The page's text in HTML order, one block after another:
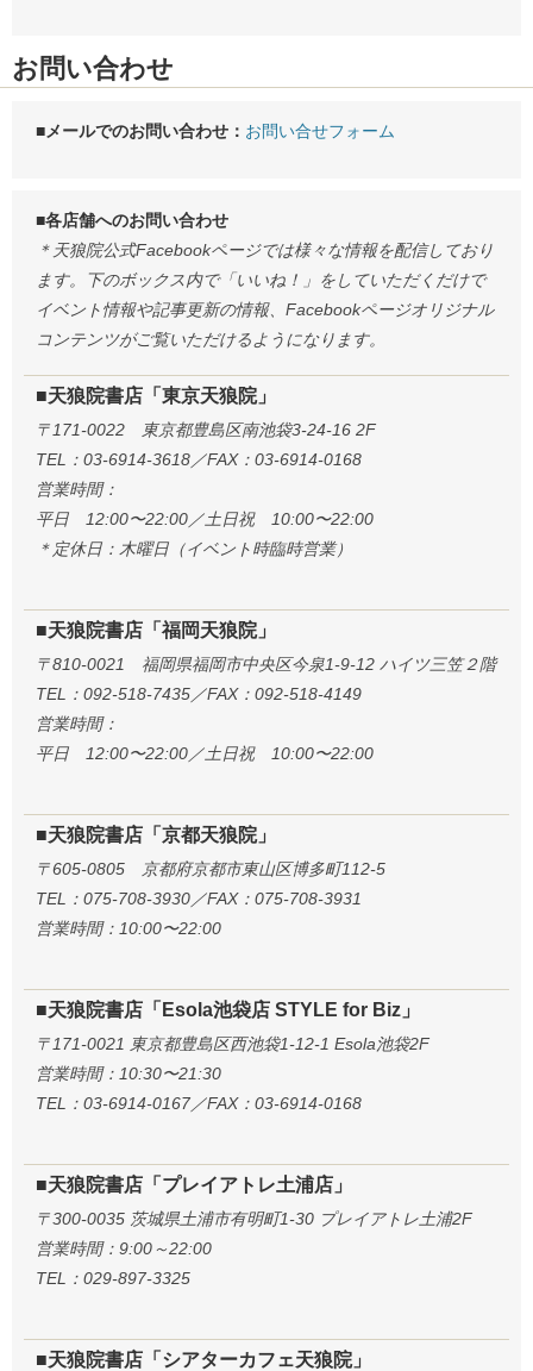
お問い合わせ
■メールでのお問い合わせ： お問い合せフォーム
■各店舗へのお問い合わせ
＊天狼院公式Facebookページでは様々な情報を配信しており
ます。下のボックス内で「いいね！」をしていただくだけで
イベント情報や記事更新の情報、Facebookページオリジナル
コンテンツがご覧いただけるようになります。
■天狼院書店「東京天狼院」
〒171-0022 東京都豊島区南池袋3-24-16 2F
TEL：03-6914-3618／FAX：03-6914-0168
営業時間：
平日 12:00〜22:00／土日祝 10:00〜22:00
＊定休日：木曜日（イベント時臨時営業）
■天狼院書店「福岡天狼院」
〒810-0021 福岡県福岡市中央区今泉1-9-12 ハイツ三笠２階
TEL：092-518-7435／FAX：092-518-4149
営業時間：
平日 12:00〜22:00／土日祝 10:00〜22:00
■天狼院書店「京都天狼院」
〒605-0805 京都府京都市東山区博多町112-5
TEL：075-708-3930／FAX：075-708-3931
営業時間：10:00〜22:00
■天狼院書店「Esola池袋店 STYLE for Biz」
〒171-0021 東京都豊島区西池袋1-12-1 Esola池袋2F
営業時間：10:30〜21:30
TEL：03-6914-0167／FAX：03-6914-0168
■天狼院書店「プレイアトレ土浦店」
〒300-0035 茨城県土浦市有明町1-30 プレイアトレ土浦2F
営業時間：9:00～22:00
TEL：029-897-3325
■天狼院書店「シアターカフェ天狼院」